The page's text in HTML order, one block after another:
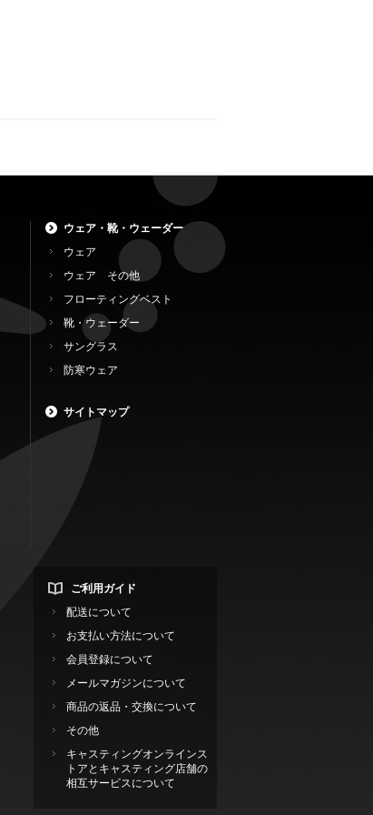
ウェア・靴・ウェーダー
ウェア
ウェア その他
フローティングベスト
靴・ウェーダー
サングラス
防寒ウェア
サイトマップ
ご利用ガイド
配送について
お支払い方法について
会員登録について
メールマガジンについて
商品の返品・交換について
その他
キャスティングオンラインス
トアとキャスティング店舗の
相互サービスについて